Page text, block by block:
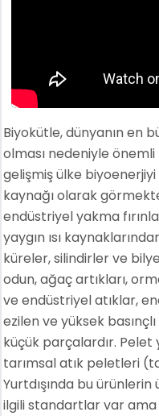
Biyokütle, dünyanın en
olması nedeniyle
gelişmiş ülke
kaynağı olarak
endüstriyel yakma
yaygın ısı
küreler, silindirler ve
odun, ağaç artıkları,
ve endüstriyel atıklar,
ezilen ve yüksek
küçük parçalardır. Pelet
tarımsal atık peletleri
Yurtdışında bu ürünlerin
ilgili standartlar var